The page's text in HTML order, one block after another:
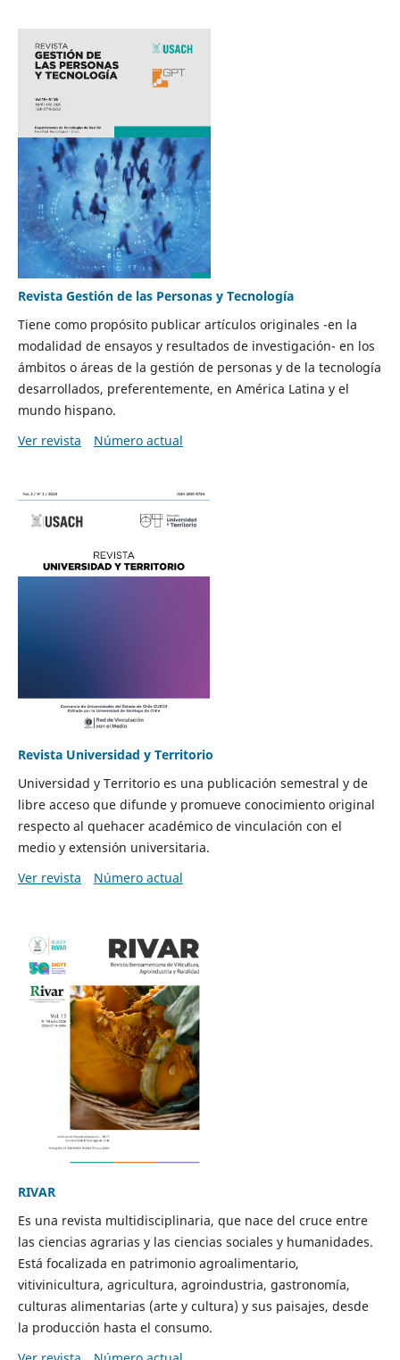
Revista Gestión de las Personas y Tecnología
Tiene como propósito publicar artículos originales -en la
modalidad de ensayos y resultados de investigación- en los
ámbitos o áreas de la gestión de personas y de la tecnología
desarrollados, preferentemente, en América Latina y el
mundo hispano.
Ver revista
Número actual
Revista Universidad y Territorio
Universidad y Territorio es una publicación semestral y de
libre acceso que difunde y promueve conocimiento original
respecto al quehacer académico de vinculación con el
medio y extensión universitaria.
Ver revista
Número actual
RIVAR
Es una revista multidisciplinaria, que nace del cruce entre
las ciencias agrarias y las ciencias sociales y humanidades.
Está focalizada en patrimonio agroalimentario,
vitivinicultura, agricultura, agroindustria, gastronomía,
culturas alimentarias (arte y cultura) y sus paisajes, desde
la producción hasta el consumo.